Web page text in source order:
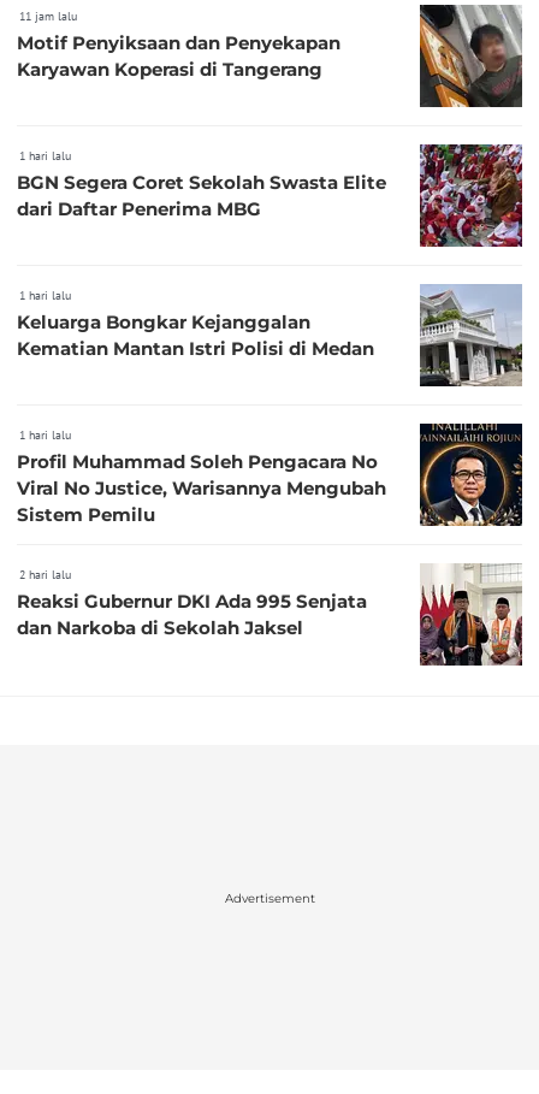
11 jam lalu
Motif Penyiksaan dan Penyekapan
Karyawan Koperasi di Tangerang
1 hari lalu
BGN Segera Coret Sekolah Swasta Elite
dari Daftar Penerima MBG
1 hari lalu
Keluarga Bongkar Kejanggalan
Kematian Mantan Istri Polisi di Medan
1 hari lalu
Profil Muhammad Soleh Pengacara No
Viral No Justice, Warisannya Mengubah
Sistem Pemilu
2 hari lalu
Reaksi Gubernur DKI Ada 995 Senjata
dan Narkoba di Sekolah Jaksel
Advertisement